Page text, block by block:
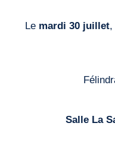
Le mardi 30 juillet,
Salle La